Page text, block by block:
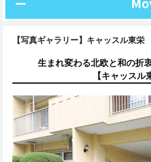
【写真ギャラリー】キャッスル東栄
生まれ変わる北欧と和の折
【キャッスル